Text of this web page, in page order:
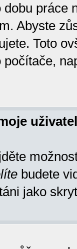
práce
Abyste
Toto
budete
jako